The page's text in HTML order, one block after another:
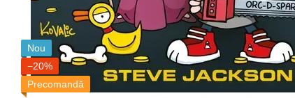
Nou
−20%
Precomandă